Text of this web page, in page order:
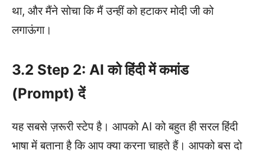
था, और मैंने सोचा कि मैं उन्हीं को हटाकर मोदी जी को
लगाऊंगा।
3.2 Step 2: AI को हिंदी में कमांड
(Prompt) दें
यह सबसे ज़रूरी स्टेप है। आपको AI को बहुत ही सरल हिंदी
भाषा में बताना है कि आप क्या करना चाहते हैं। आपको बस दो